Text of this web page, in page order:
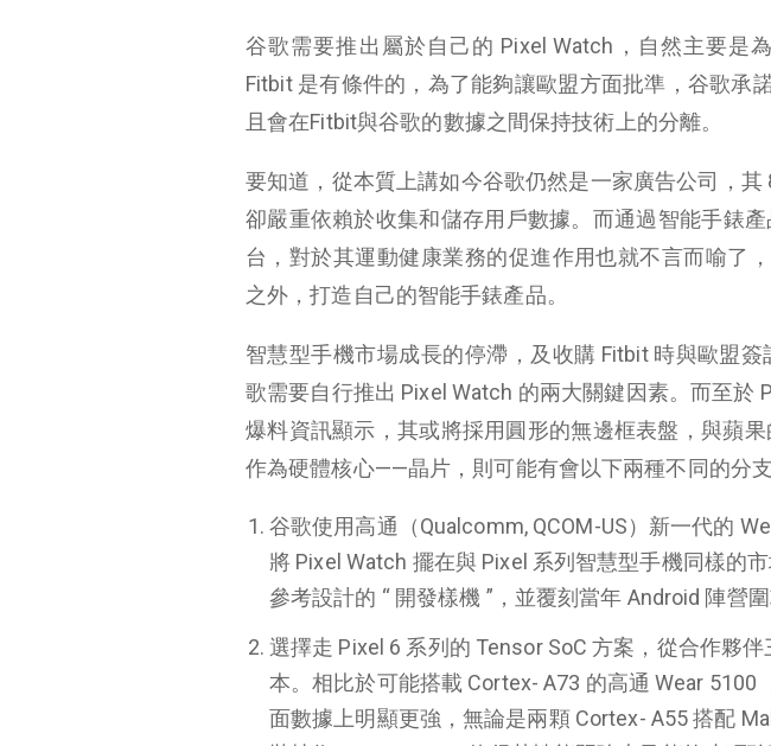
谷歌需要推出屬於自己的 Pixel Watch，自然主要是
Fitbit 是有條件的，為了能夠讓歐盟方面批準，谷歌承
且會在Fitbit與谷歌的數據之間保持技術上的分離。
要知道，從本質上講如今谷歌仍然是一家廣告公司，
卻嚴重依賴於收集和儲存用戶數據。而通過智能手錶
台，對於其運動健康業務的促進作用也就不言而喻了
之外，打造自己的智能手錶產品。
智慧型手機市場成長的停滯，及收購 Fitbit 時與歐盟
歌需要自行推出 Pixel Watch 的兩大關鍵因素。而至於
爆料資訊顯示，其或將採用圓形的無邊框表盤，與蘋
作為硬體核心——晶片，則可能有會以下兩種不同的分支
谷歌使用高通（Qualcomm, QCOM-US）新一代的
將 Pixel Watch 擺在與 Pixel 系列智慧型手機同樣的
參考設計的 “ 開發樣機 ”，並覆刻當年 Android 陣營圍
選擇走 Pixel 6 系列的 Tensor SoC 方案，從合作夥
本。相比於可能搭載 Cortex- A73 的高通 Wear 5100
面數據上明顯更強，無論是兩顆 Cortex- A55 搭配